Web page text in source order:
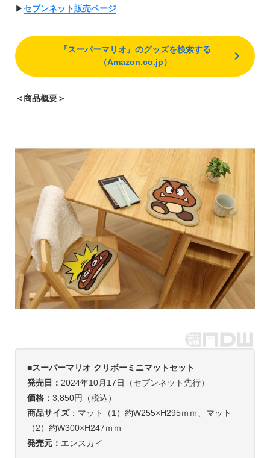
▶︎セブンネット販売ページ
『スーパーマリオ』のグッズを検索する
（Amazon.co.jp）
＜商品概要＞
■スーパーマリオ クリボーミニマットセット
発売日： 2024年10月17日（セブンネット先行）
価格： 3,850円（税込）
商品サイズ：マット（1）約W255×H295ｍｍ、マット
（2）約W300×H247ｍｍ
発売元： エンスカイ